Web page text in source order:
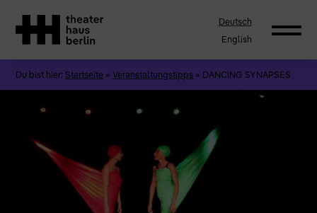
Deutsch
English
Du bist hier: Startseite »Veranstaltungstipps » DANCING SYNAPSES